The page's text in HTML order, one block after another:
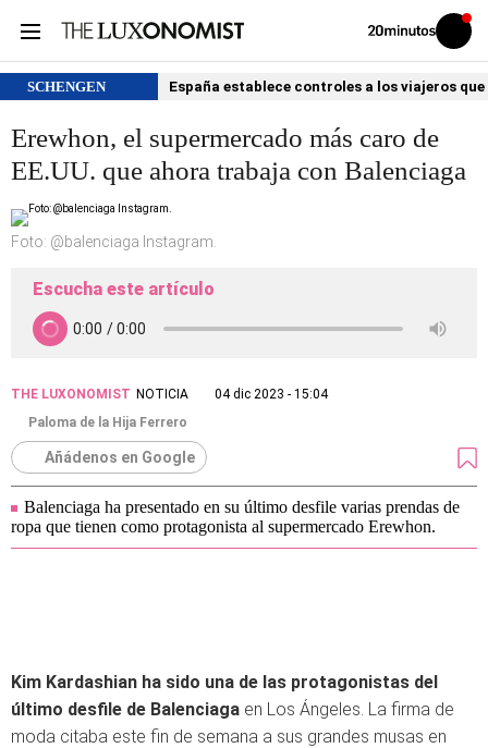
Volver
Iniciar
sesión
SCHENGEN España establece controles a los viajeros
Erewhon, el supermercado más caro de
EE.UU. que ahora trabaja con Balenciaga
Foto: @balenciaga Instagram.
Escucha este artículo
THE LUXONOMIST NOTICIA
04 dic 2023 - 15:04
Paloma de la Hija Ferrero
Añádenos en Google
Balenciaga ha presentado en su último desfile varias prendas de
ropa que tienen como protagonista al supermercado Erewhon.
Kim Kardashian ha sido una de las protagonistas del
último desfile de Balenciaga en Los Ángeles. La firma de
moda citaba este fin de semana a sus grandes musas en